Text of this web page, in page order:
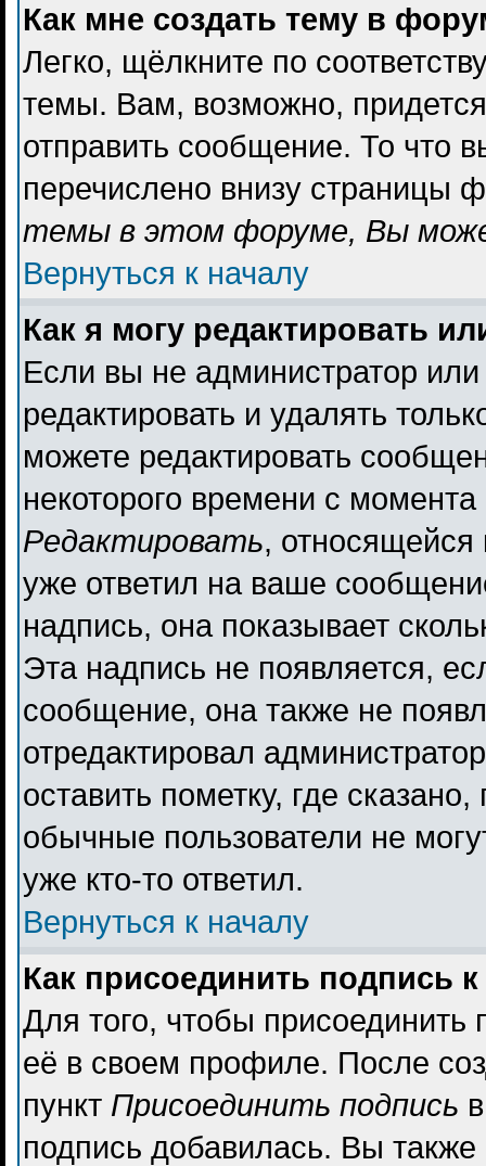
Как мне создать тему в
Легко, щёлкните по
темы. Вам, возможно,
отправить сообщение. То что
перечислено внизу страницы
темы в этом форуме, Вы
Вернуться к началу
Как я могу редактировать
Если вы не администратор
редактировать и удалять
можете редактировать
некоторого времени с
Редактировать,
уже ответил на ваше
надпись, она показывает
Эта надпись не появляется,
сообщение, она также не
отредактировал
оставить пометку, где
обычные пользователи не
уже кто-то ответил.
Вернуться к началу
Как присоединить подпись
Для того, чтобы
её в своем профиле. После
пункт Присоединить подпись
подпись добавилась. Вы